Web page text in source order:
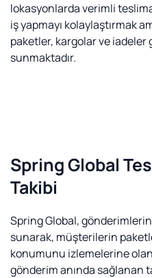
lokasyonlarda verimli
iş yapmayı kolaylaştırmak
paketler, kargolar ve iadeler
sunmaktadır.
Spring Global
Takibi
Spring Global,
sunarak, müşterilerin
konumunu izlemelerine
gönderim anında sağlanan